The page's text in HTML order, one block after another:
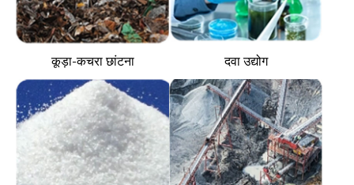
कूड़ा-कचरा छांटना दवा उद्योग